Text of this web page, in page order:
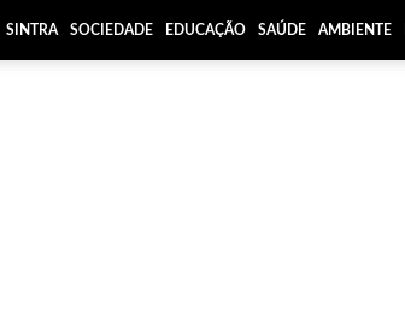
SINTRA SOCIEDADE EDUCAÇÃO SAÚDE AMBIENTE